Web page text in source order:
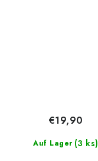
Auf Lager (3 ks)
€19,90